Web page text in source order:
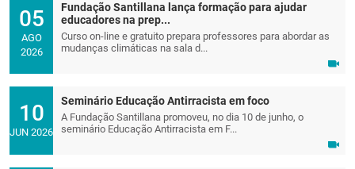
05
AGO
2026
Fundação Santillana lança formação para ajudar
educadores na prep...
Curso on-line e gratuito prepara professores para abordar as
mudanças climáticas na sala d...
10
JUN 2026
Seminário Educação Antirracista em foco
A Fundação Santillana promoveu, no dia 10 de junho, o
seminário Educação Antirracista em F...